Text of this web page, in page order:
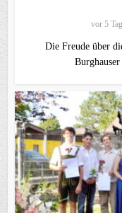
vor 5
Die Freude über